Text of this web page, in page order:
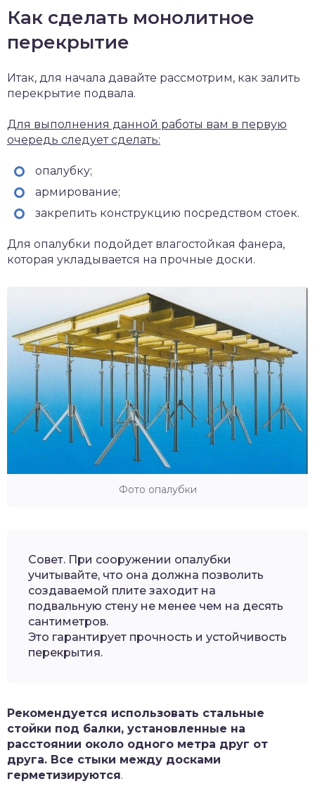
Как сделать монолитное
перекрытие
Итак, для начала давайте рассмотрим, как залить
перекрытие подвала.
Для выполнения данной работы вам в первую
очередь следует сделать:
опалубку;
армирование;
закрепить конструкцию посредством стоек.
Для опалубки подойдет влагостойкая фанера,
которая укладывается на прочные доски.
Фото опалубки
Совет. При сооружении опалубки
учитывайте, что она должна позволить
создаваемой плите заходит на
подвальную стену не менее чем на десять
сантиметров.
Это гарантирует прочность и устойчивость
перекрытия.
Рекомендуется использовать стальные
стойки под балки, установленные на
расстоянии около одного метра друг от
друга. Все стыки между досками
герметизируются.